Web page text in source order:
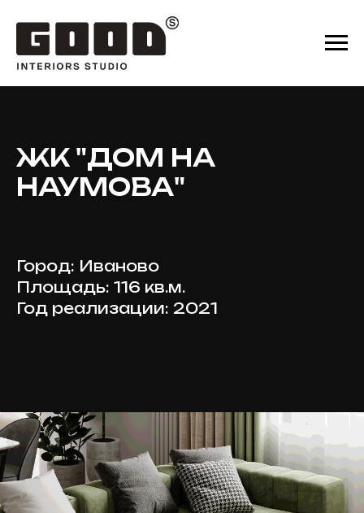
ЖК "ДОМ НА
НАУМОВА"
Город: Иваново
Площадь: 116 кв.м.
Год реализации: 2021